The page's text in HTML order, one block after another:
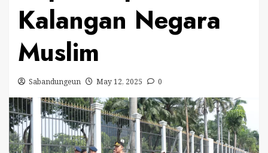
Kalangan Negara
Muslim
Sabandungeun May 12, 2025 0